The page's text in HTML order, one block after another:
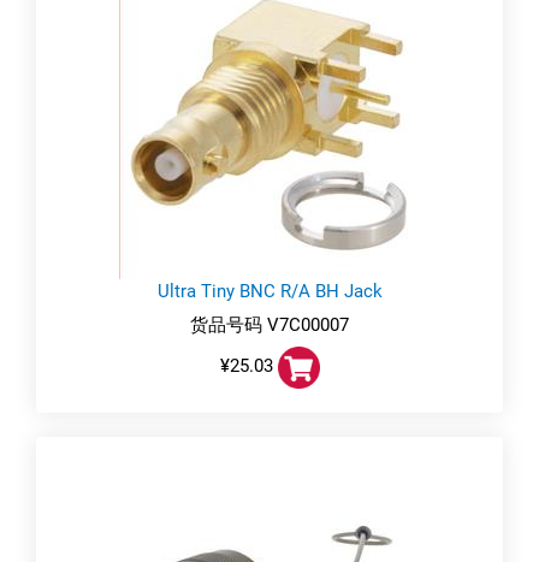
Ultra Tiny BNC R/A BH Jack
货品号码 V7C00007
¥25.03